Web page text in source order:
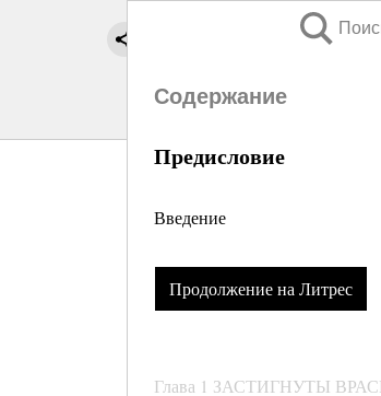
Содержание
Предисловие
Введение
Продолжение на Литрес
Глава 1 ЗАСТИГНУТЫ